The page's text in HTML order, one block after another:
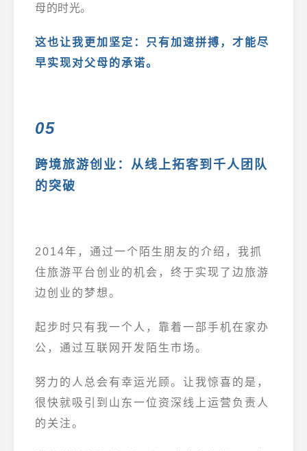
母的时光。
这也让我更加坚定：只有加速拼搏，才能尽
早实现对父母的承诺。
05
跨境旅游创业：从线上拓客到千人团队
的突破
2014年，通过一个陌生朋友的介绍，我抓
住旅游平台创业的机会，终于实现了边旅游
边创业的梦想。
起步时只有我一个人，靠着一部手机在家办
公，通过互联网开发陌生市场。
努力的人总会有幸运光顾。让我惊喜的是，
很快就吸引到山东一位资深 线上运营 负责人
的关注。